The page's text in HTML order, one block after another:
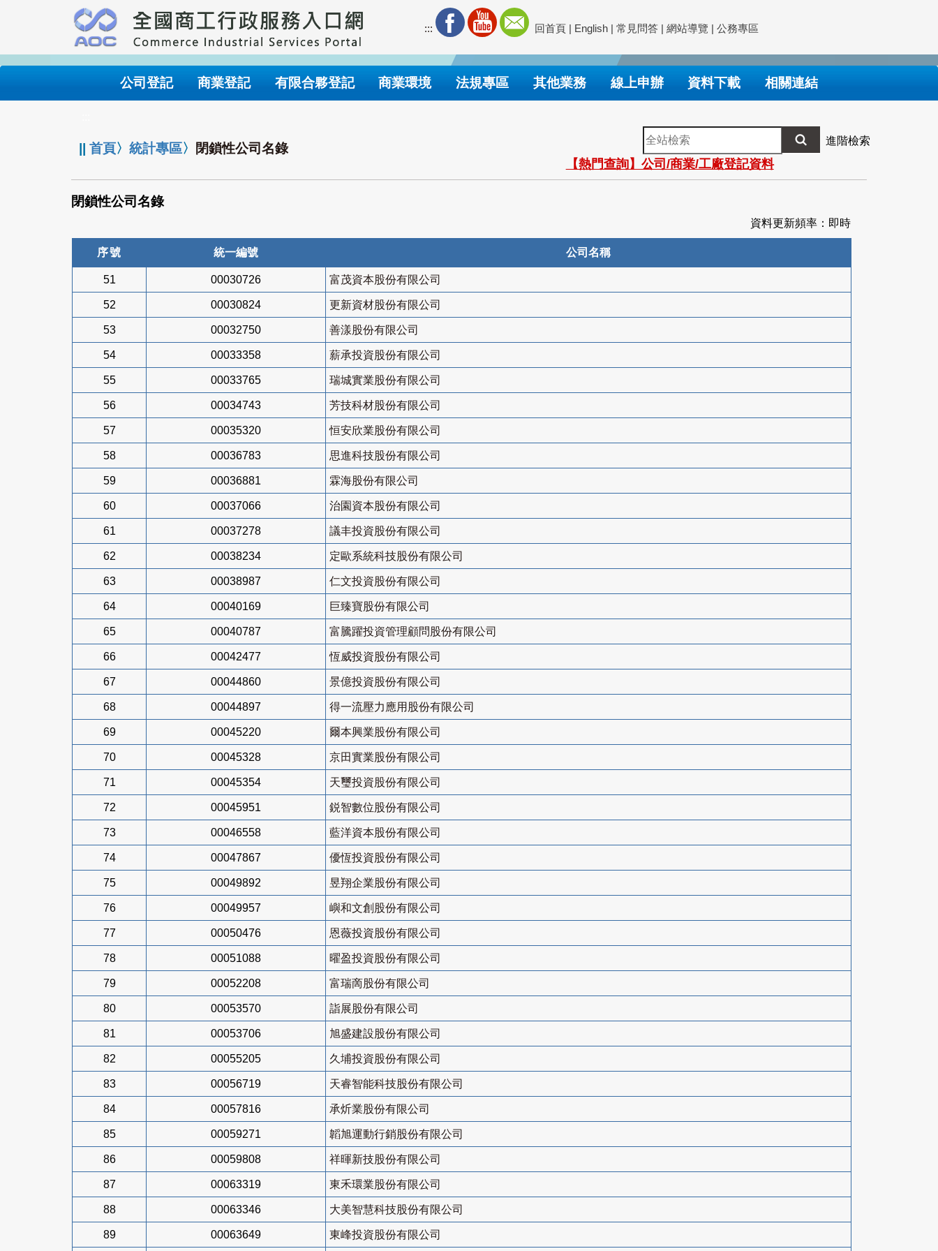
要
內
::: 回首頁 | English | 常見問答 | 網站導覽 | 公務專區
公司登記 商業登記 有限合夥登記 商業環境 法規專區 其他業務 線上申辦 資料下載 相關連結
||首頁〉統計專區〉 閉鎖性公司名錄
全
站
檢
索
進階檢索
【熱門查詢】公司/商業/工廠登記資料
閉鎖性公司名錄
資料更新頻率：即時
序號 統一編號 公司名稱
51 00030726 富茂資本股份有限公司
52 00030824 更新資材股份有限公司
53 00032750 善漾股份有限公司
54 00033358 薪承投資股份有限公司
55 00033765 瑞城實業股份有限公司
56 00034743 芳技科材股份有限公司
57 00035320 恒安欣業股份有限公司
58 00036783 思進科技股份有限公司
59 00036881 霖海股份有限公司
60 00037066 治園資本股份有限公司
61 00037278 議丰投資股份有限公司
62 00038234 定歐系統科技股份有限公司
63 00038987 仁文投資股份有限公司
64 00040169 巨臻寶股份有限公司
65 00040787 富騰躍投資管理顧問股份有限公司
66 00042477 恆威投資股份有限公司
67 00044860 景億投資股份有限公司
68 00044897 得一流壓力應用股份有限公司
69 00045220 爾本興業股份有限公司
70 00045328 京田實業股份有限公司
71 00045354 天璽投資股份有限公司
72 00045951 鋭智數位股份有限公司
73 00046558 藍洋資本股份有限公司
74 00047867 優恆投資股份有限公司
75 00049892 昱翔企業股份有限公司
76 00049957 嶼和文創股份有限公司
77 00050476 恩薇投資股份有限公司
78 00051088 曜盈投資股份有限公司
79 00052208 富瑞啇股份有限公司
80 00053570 詣展股份有限公司
81 00053706 旭盛建設股份有限公司
82 00055205 久埔投資股份有限公司
83 00056719 天睿智能科技股份有限公司
84 00057816 承炘業股份有限公司
85 00059271 韜旭運動行銷股份有限公司
86 00059808 祥暉新技股份有限公司
87 00063319 東禾環業股份有限公司
88 00063346 大美智慧科技股份有限公司
89 00063649 東峰投資股份有限公司